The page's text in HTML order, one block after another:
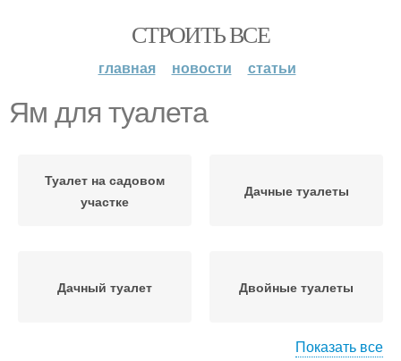
СТРОИТЬ ВСЕ
главная новости статьи
Ям для туалета
Туалет на садовом
участке
Дачные туалеты
Дачный туалет Двойные туалеты
Показать все